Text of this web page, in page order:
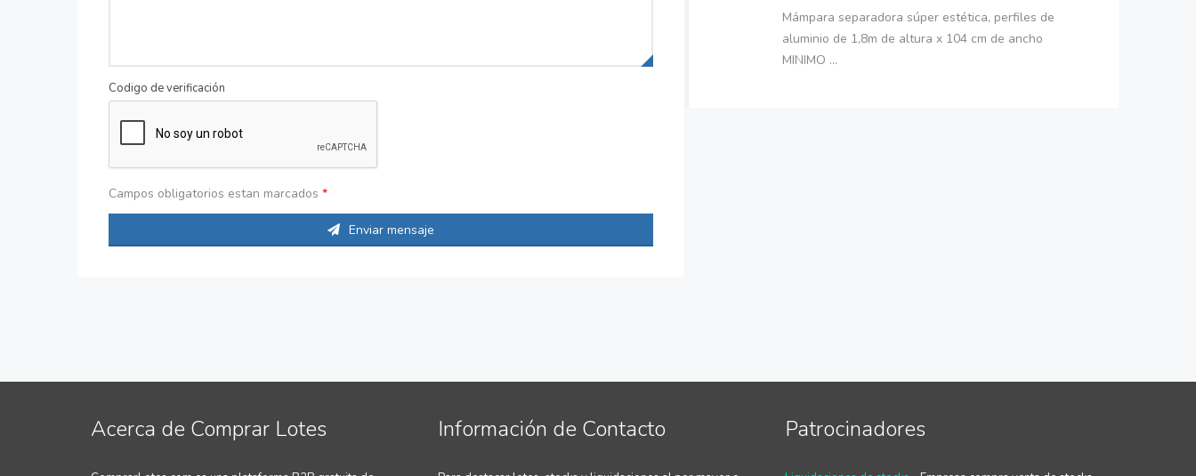
Codigo de verificación
Campos obligatorios estan marcados *
Enviar mensaje
Mámpara separadora súper estética, perfiles de
aluminio de 1,8m de altura x 104 cm de ancho
MINIMO ...
Acerca de Comprar Lotes Información de Contacto Patrocinadores